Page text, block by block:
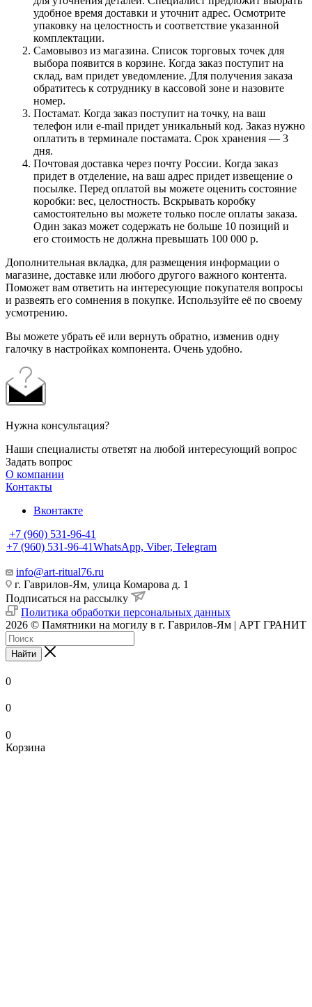
удобное время доставки и уточнит адрес. Осмотрите
упаковку на целостность и соответствие указанной
комплектации.
Самовывоз из магазина. Список торговых точек для
выбора появится в корзине. Когда заказ поступит на
склад, вам придет уведомление. Для получения заказа
обратитесь к сотруднику в кассовой зоне и назовите
номер.
Постамат. Когда заказ поступит на точку, на ваш
телефон или e-mail придет уникальный код. Заказ нужно
оплатить в терминале постамата. Срок хранения — 3
дня.
Почтовая доставка через почту России. Когда заказ
придет в отделение, на ваш адрес придет извещение о
посылке. Перед оплатой вы можете оценить состояние
коробки: вес, целостность. Вскрывать коробку
самостоятельно вы можете только после оплаты заказа.
Один заказ может содержать не больше 10 позиций и
его стоимость не должна превышать 100 000 р.
Дополнительная вкладка, для размещения информации о
магазине, доставке или любого другого важного контента.
Поможет вам ответить на интересующие покупателя вопросы
и развеять его сомнения в покупке. Используйте её по своему
усмотрению.
Вы можете убрать её или вернуть обратно, изменив одну
галочку в настройках компонента. Очень удобно.
Нужна консультация?
Наши специалисты ответят на любой интересующий вопрос
Задать вопрос
О компании
Контакты
Вконтакте
+7 (960) 531-96-41
+7 (960) 531-96-41WhatsApp, Viber, Telegram
info@art-ritual76.ru
г. Гаврилов-Ям, улица Комарова д. 1
Подписаться на рассылку
Политика обработки персональных данных
2026 © Памятники на могилу в г. Гаврилов-Ям | АРТ ГРАНИТ
Найти
0
0
0
Корзина